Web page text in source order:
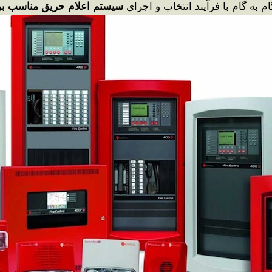
به گام با فرآیند انتخاب و اجرای سیستم اعلام حریق مناسب